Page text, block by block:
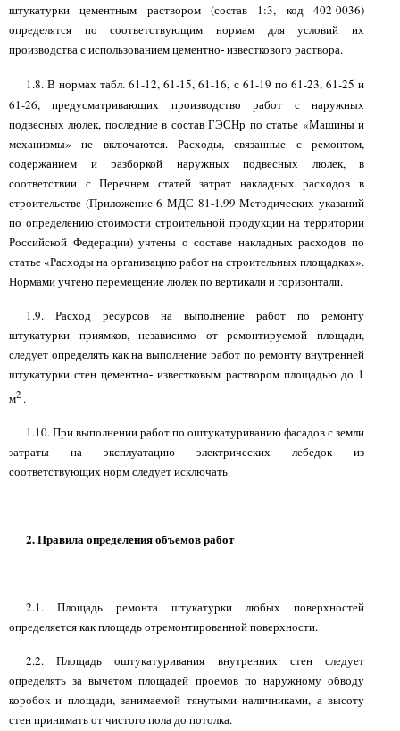
штукатурки цементным раствором (состав 1:3, код 402-0036)
определятся по соответствующим нормам для условий их
производства с использованием цементно- известкового раствора.
1.8. В нормах табл. 61-12, 61-15, 61-16, с 61-19 по 61-23, 61-25 и
61-26, предусматривающих производство работ с наружных
подвесных люлек, последние в состав ГЭСНр по статье «Машины и
механизмы» не включаются. Расходы, связанные с ремонтом,
содержанием и разборкой наружных подвесных люлек, в
соответствии с Перечнем статей затрат накладных расходов в
строительстве (Приложение 6 МДС 81-1.99 Методических указаний
по определению стоимости строительной продукции на территории
Российской Федерации) учтены о составе накладных расходов по
статье «Расходы на организацию работ на строительных площадках».
Нормами учтено перемещение люлек по вертикали и горизонтали.
1.9. Расход ресурсов на выполнение работ по ремонту
штукатурки приямков, независимо от ремонтируемой площади,
следует определять как на выполнение работ по ремонту внутренней
штукатурки стен цементно- известковым раствором площадью до 1
м2 .
1.10. При выполнении работ по оштукатуриванию фасадов с земли
затраты на эксплуатацию электрических лебедок из
соответствующих норм следует исключать.
2. Правила определения объемов работ
2.1. Площадь ремонта штукатурки любых поверхностей
определяется как площадь отремонтированной поверхности.
2.2. Площадь оштукатуривания внутренних стен следует
определять за вычетом площадей проемов по наружному обводу
коробок и площади, занимаемой тянутыми наличниками, а высоту
стен принимать от чистого пола до потолка.